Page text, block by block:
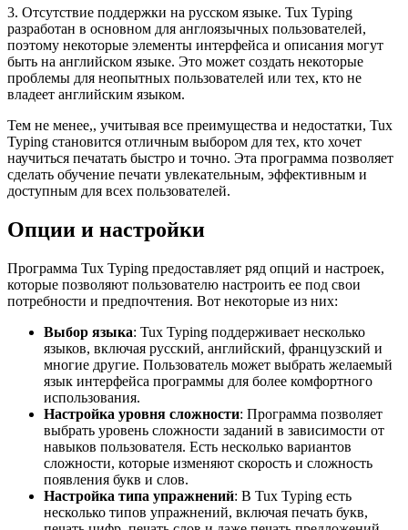
3. Отсутствие поддержки на русском языке. Tux Typing
разработан в основном для англоязычных пользователей,
поэтому некоторые элементы интерфейса и описания могут
быть на английском языке. Это может создать некоторые
проблемы для неопытных пользователей или тех, кто не
владеет английским языком.
Тем не менее,, учитывая все преимущества и недостатки, Tux
Typing становится отличным выбором для тех, кто хочет
научиться печатать быстро и точно. Эта программа позволяет
сделать обучение печати увлекательным, эффективным и
доступным для всех пользователей.
Опции и настройки
Программа Tux Typing предоставляет ряд опций и настроек,
которые позволяют пользователю настроить ее под свои
потребности и предпочтения. Вот некоторые из них:
Выбор языка: Tux Typing поддерживает несколько
языков, включая русский, английский, французский и
многие другие. Пользователь может выбрать желаемый
язык интерфейса программы для более комфортного
использования.
Настройка уровня сложности: Программа позволяет
выбрать уровень сложности заданий в зависимости от
навыков пользователя. Есть несколько вариантов
сложности, которые изменяют скорость и сложность
появления букв и слов.
Настройка типа упражнений: В Tux Typing есть
несколько типов упражнений, включая печать букв,